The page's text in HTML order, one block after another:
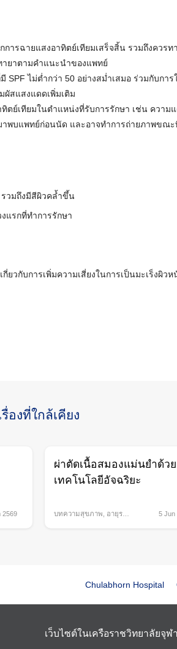
ารฉายแสงอาทิตย์เทียมเสร็จสิ้น รวมถึงควร
ายาตามคำแนะนำของแพทย์
ไม่ต่ำกว่า 50 อย่างสม่ำเสมอ ร่วมกับการ
ผัสแสงแดดเพิ่มเติม
ตย์เทียมในตำแหน่งที่รับการรักษา เช่น ความ
พบแพทย์ก่อนนัด และอาจทำการถ่ายภาพขณ
วมถึงมีสีผิวคล้ำขึ้น
แรกที่ทำการรักษา
วกับการเพิ่มความเสี่ยงในการเป็นมะเร็งผิวห
รื่องที่ใกล้เคียง
2569
ผ่าตัดเนื้อสมองแม่นยำด้วย
เทคโนโลยีอัจฉริยะ
บทความสุขภาพ
อายุร
5 Jun
Chulabhorn Hospital
เว็บไซต์ในเครือราชวิทยาลัยจุ